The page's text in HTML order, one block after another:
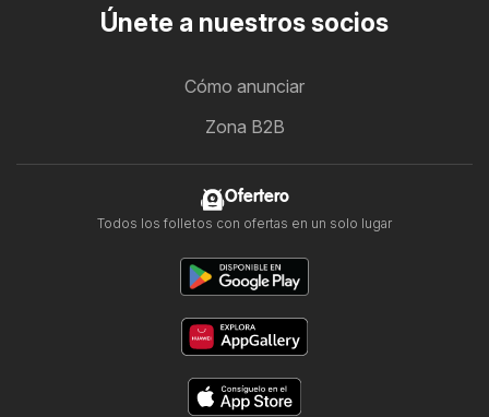
Únete a nuestros socios
Cómo anunciar
Zona B2B
Ofertero
Todos los folletos con ofertas en un solo lugar